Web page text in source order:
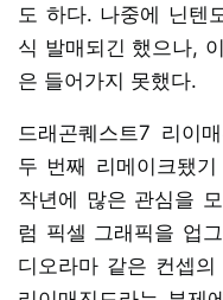
도 하다. 나중에 닌텐
식 발매되긴 했으나,
은 들어가지 못했다.
드래곤퀘스트7 리이
두 번째 리메이크됐
작년에 많은 관심을
럼 픽셀 그래픽을 업
디오라마 같은 컨셉